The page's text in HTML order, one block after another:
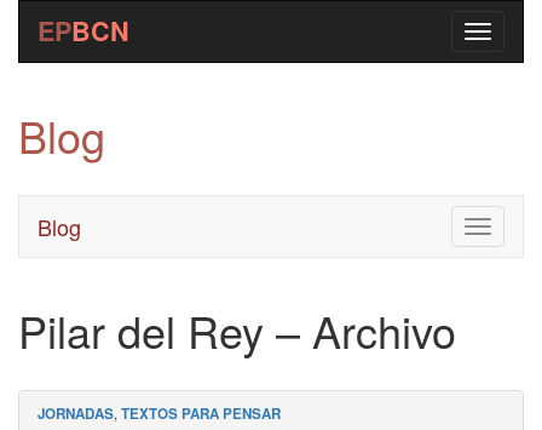
EPBCN
Blog
Toggle
Blog
Pilar del Rey – Archivo
JORNADAS, TEXTOS PARA PENSAR